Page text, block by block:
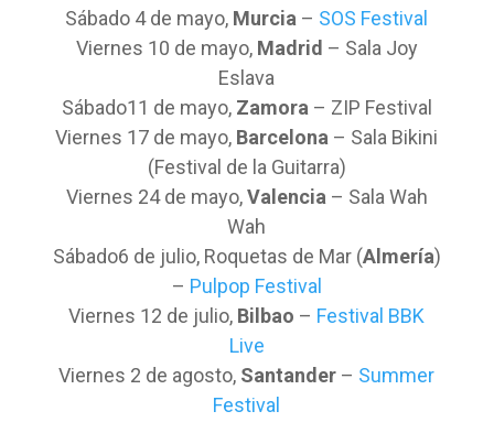
Sábado 4 de mayo, Murcia – SOS Festival
Viernes 10 de mayo, Madrid – Sala Joy
Eslava
Sábado11 de mayo, Zamora – ZIP Festival
Viernes 17 de mayo, Barcelona – Sala Bikini
(Festival de la Guitarra)
Viernes 24 de mayo,Valencia – Sala Wah
Wah
Sábado6 de julio, Roquetas de Mar (Almería)
– Pulpop Festival
Viernes 12 de julio, Bilbao – Festival BBK
Live
Viernes 2 de agosto, Santander – Summer
Festival